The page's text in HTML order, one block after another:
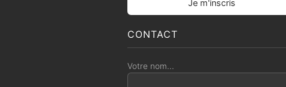
CONTACT
Votre nom...